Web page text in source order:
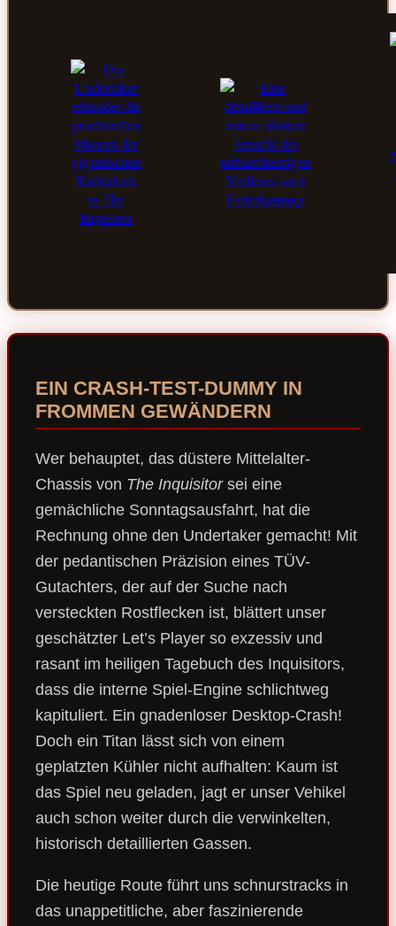
EIN CRASH-TEST-DUMMY IN
FROMMEN GEWÄNDERN
Wer behauptet, das düstere Mittelalter-
Chassis von The Inquisitorsei eine
gemächliche Sonntagsausfahrt, hat die
Rechnung ohne den Undertaker gemacht! Mit
der pedantischen Präzision eines TÜV-
Gutachters, der auf der Suche nach
versteckten Rostflecken ist, blättert unser
geschätzter Let’s Player so exzessiv und
rasant im heiligen Tagebuch des Inquisitors,
dass die interne Spiel-Engine schlichtweg
kapituliert. Ein gnadenloser Desktop-Crash!
Doch ein Titan lässt sich von einem
geplatzten Kühler nicht aufhalten: Kaum ist
das Spiel neu geladen, jagt er unser Vehikel
auch schon weiter durch die verwinkelten,
historisch detaillierten Gassen.
Die heutige Route führt uns schnurstracks in
das unappetitliche, aber faszinierende